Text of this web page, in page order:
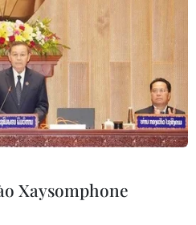
thương
đẩy ngành
Xaysomphone